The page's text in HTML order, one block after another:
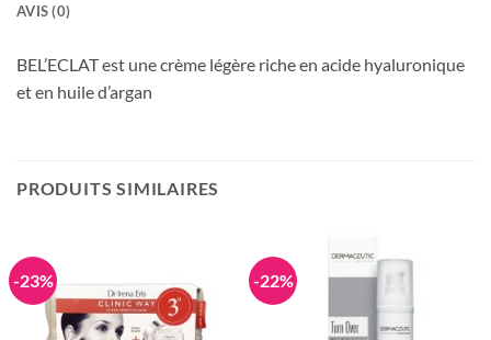
AVIS (0)
BEL’ECLAT est une crème légère riche en acide hyaluronique
et en huile d’argan
PRODUITS SIMILAIRES
-23% -22%